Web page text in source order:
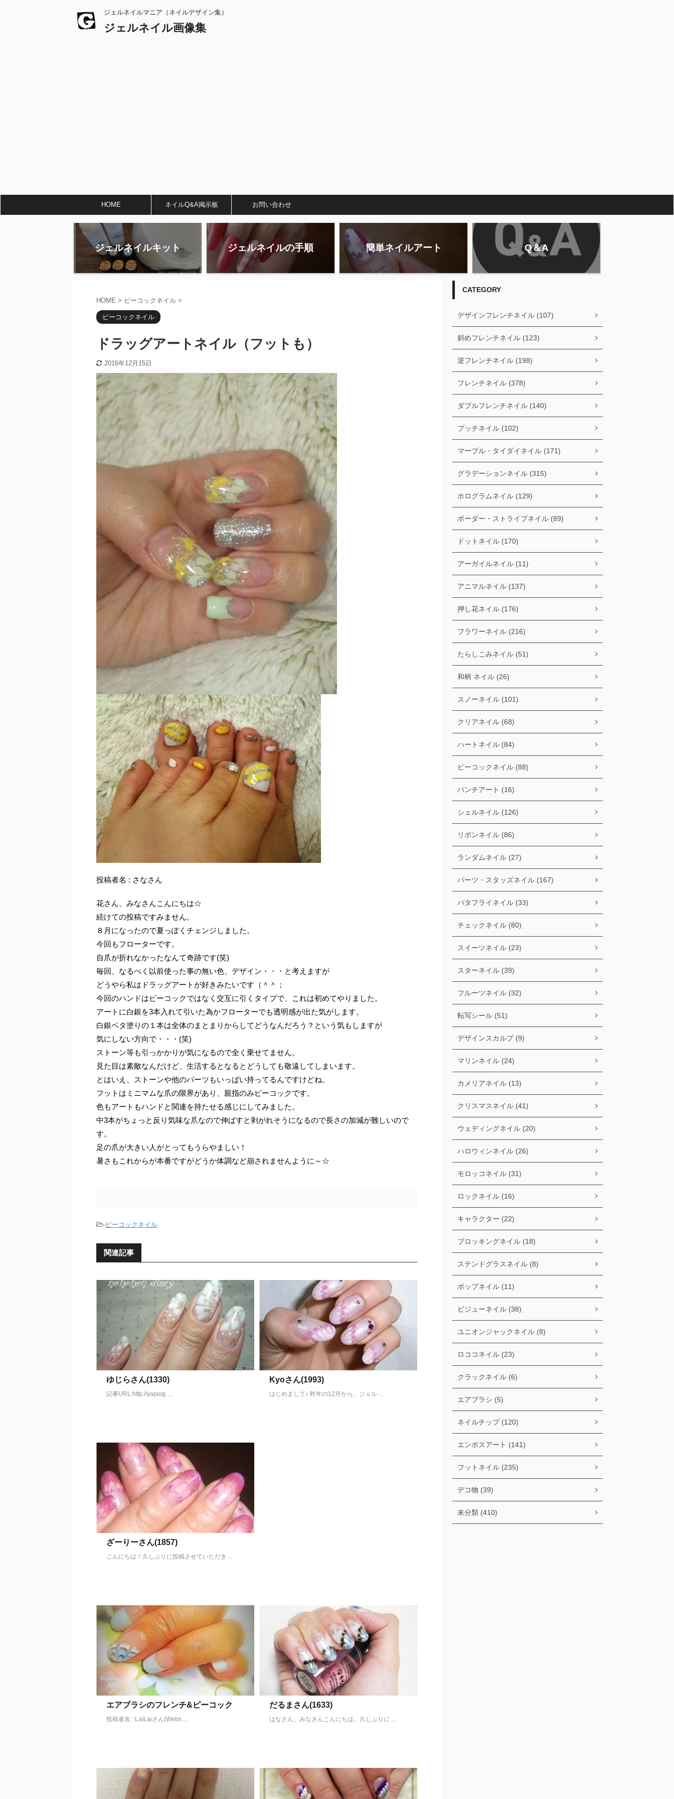
ジェルネイルマニア（ネイルデザイン集）
ジェルネイル画像集
HOME ネイルQ&A掲示板 お問い合わせ
ジェルネイルキット ジェルネイルの手順 簡単ネイルアート Q＆A
HOME > ピーコックネイル >
ピーコックネイル
ドラッグアートネイル（フットも）
2016年12月15日
投稿者名 : さなさん
花さん、みなさんこんにちは☆
続けての投稿ですみません。
８月になったので夏っぽくチェンジしました。
今回もフローターです。
自爪が折れなかったなんて奇跡です(笑)
毎回、なるべく以前使った事の無い色、デザイン・・・と考えますが
どうやら私はドラッグアートが好きみたいです（＾＾；
今回のハンドはピーコックではなく交互に引くタイプで、これは初めてやりました。
アートに白銀を3本入れて引いた為かフローターでも透明感が出た気がします。
白銀ベタ塗りの１本は全体のまとまりからしてどうなんだろう？という気もしますが
気にしない方向で・・・(笑)
ストーン等も引っかかりが気になるので全く乗せてません。
見た目は素敵なんだけど、生活するとなるとどうしても敬遠してしまいます。
とはいえ、ストーンや他のパーツもいっぱい持ってるんですけどね。
フットはミニマムな爪の限界があり、親指のみピーコックです。
色もアートもハンドと関連を持たせる感じにしてみました。
中3本がちょっと反り気味な爪なので伸ばすと剥がれそうになるので長さの加減が難しいので
す。
足の爪が大きい人がとってもうらやましい！
暑さもこれからが本番ですがどうか体調など崩されませんように～☆
-ピーコックネイル
関連記事
ゆじらさん(1330)
記事URL:http://yaplog. ...
Kyoさん(1993)
はじめまして♪ 昨年の12月から、ジェル ...
ざーりーさん(1857)
こんにちは！久しぶりに投稿させていただき ...
エアブラシのフレンチ&ピーコック
投稿者名 : LaiLaiさん(Webs ...
だるまさん(1633)
はなさん、みなさんこんにちは。久しぶりに ...
CATEGORY
デザインフレンチネイル (107)
斜めフレンチネイル (123)
逆フレンチネイル (198)
フレンチネイル (378)
ダブルフレンチネイル (140)
プッチネイル (102)
マーブル・タイダイネイル (171)
グラデーションネイル (315)
ホログラムネイル (129)
ボーダー・ストライプネイル (89)
ドットネイル (170)
アーガイルネイル (11)
アニマルネイル (137)
押し花ネイル (176)
フラワーネイル (216)
たらしこみネイル (51)
和柄 ネイル (26)
スノーネイル (101)
クリアネイル (68)
ハートネイル (84)
ピーコックネイル (88)
パンチアート (16)
シェルネイル (126)
リボンネイル (86)
ランダムネイル (27)
パーツ・スタッズネイル (167)
バタフライネイル (33)
チェックネイル (80)
スイーツネイル (23)
スターネイル (39)
フルーツネイル (32)
転写シール (51)
デザインスカルプ (9)
マリンネイル (24)
カメリアネイル (13)
クリスマスネイル (41)
ウェディングネイル (20)
ハロウィンネイル (26)
モロッコネイル (31)
ロックネイル (16)
キャラクター (22)
ブロッキングネイル (18)
ステンドグラスネイル (8)
ポップネイル (11)
ビジューネイル (38)
ユニオンジャックネイル (8)
ロココネイル (23)
クラックネイル (6)
エアブラシ (5)
ネイルチップ (120)
エンボスアート (141)
フットネイル (235)
デコ物 (39)
未分類 (410)